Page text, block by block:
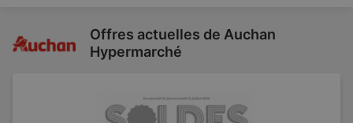
Offres actuelles de Auchan
Hypermarché